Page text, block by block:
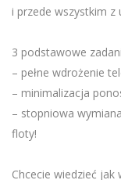
i przede wszystkim z
3 podstawowe
– pełne wdrożenie
– minimalizacja
– stopniowa
floty!
Chcecie wiedzieć